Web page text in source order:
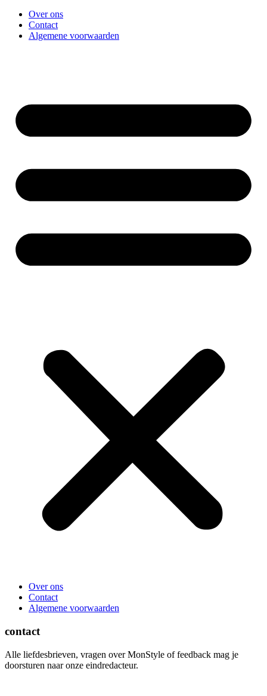
Over ons
Contact
Algemene voorwaarden
Over ons
Contact
Algemene voorwaarden
contact
Alle liefdesbrieven, vragen over MonStyle of feedback mag je
doorsturen naar onze eindredacteur.